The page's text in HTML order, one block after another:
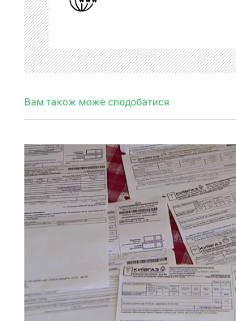
Вам також може сподобатися